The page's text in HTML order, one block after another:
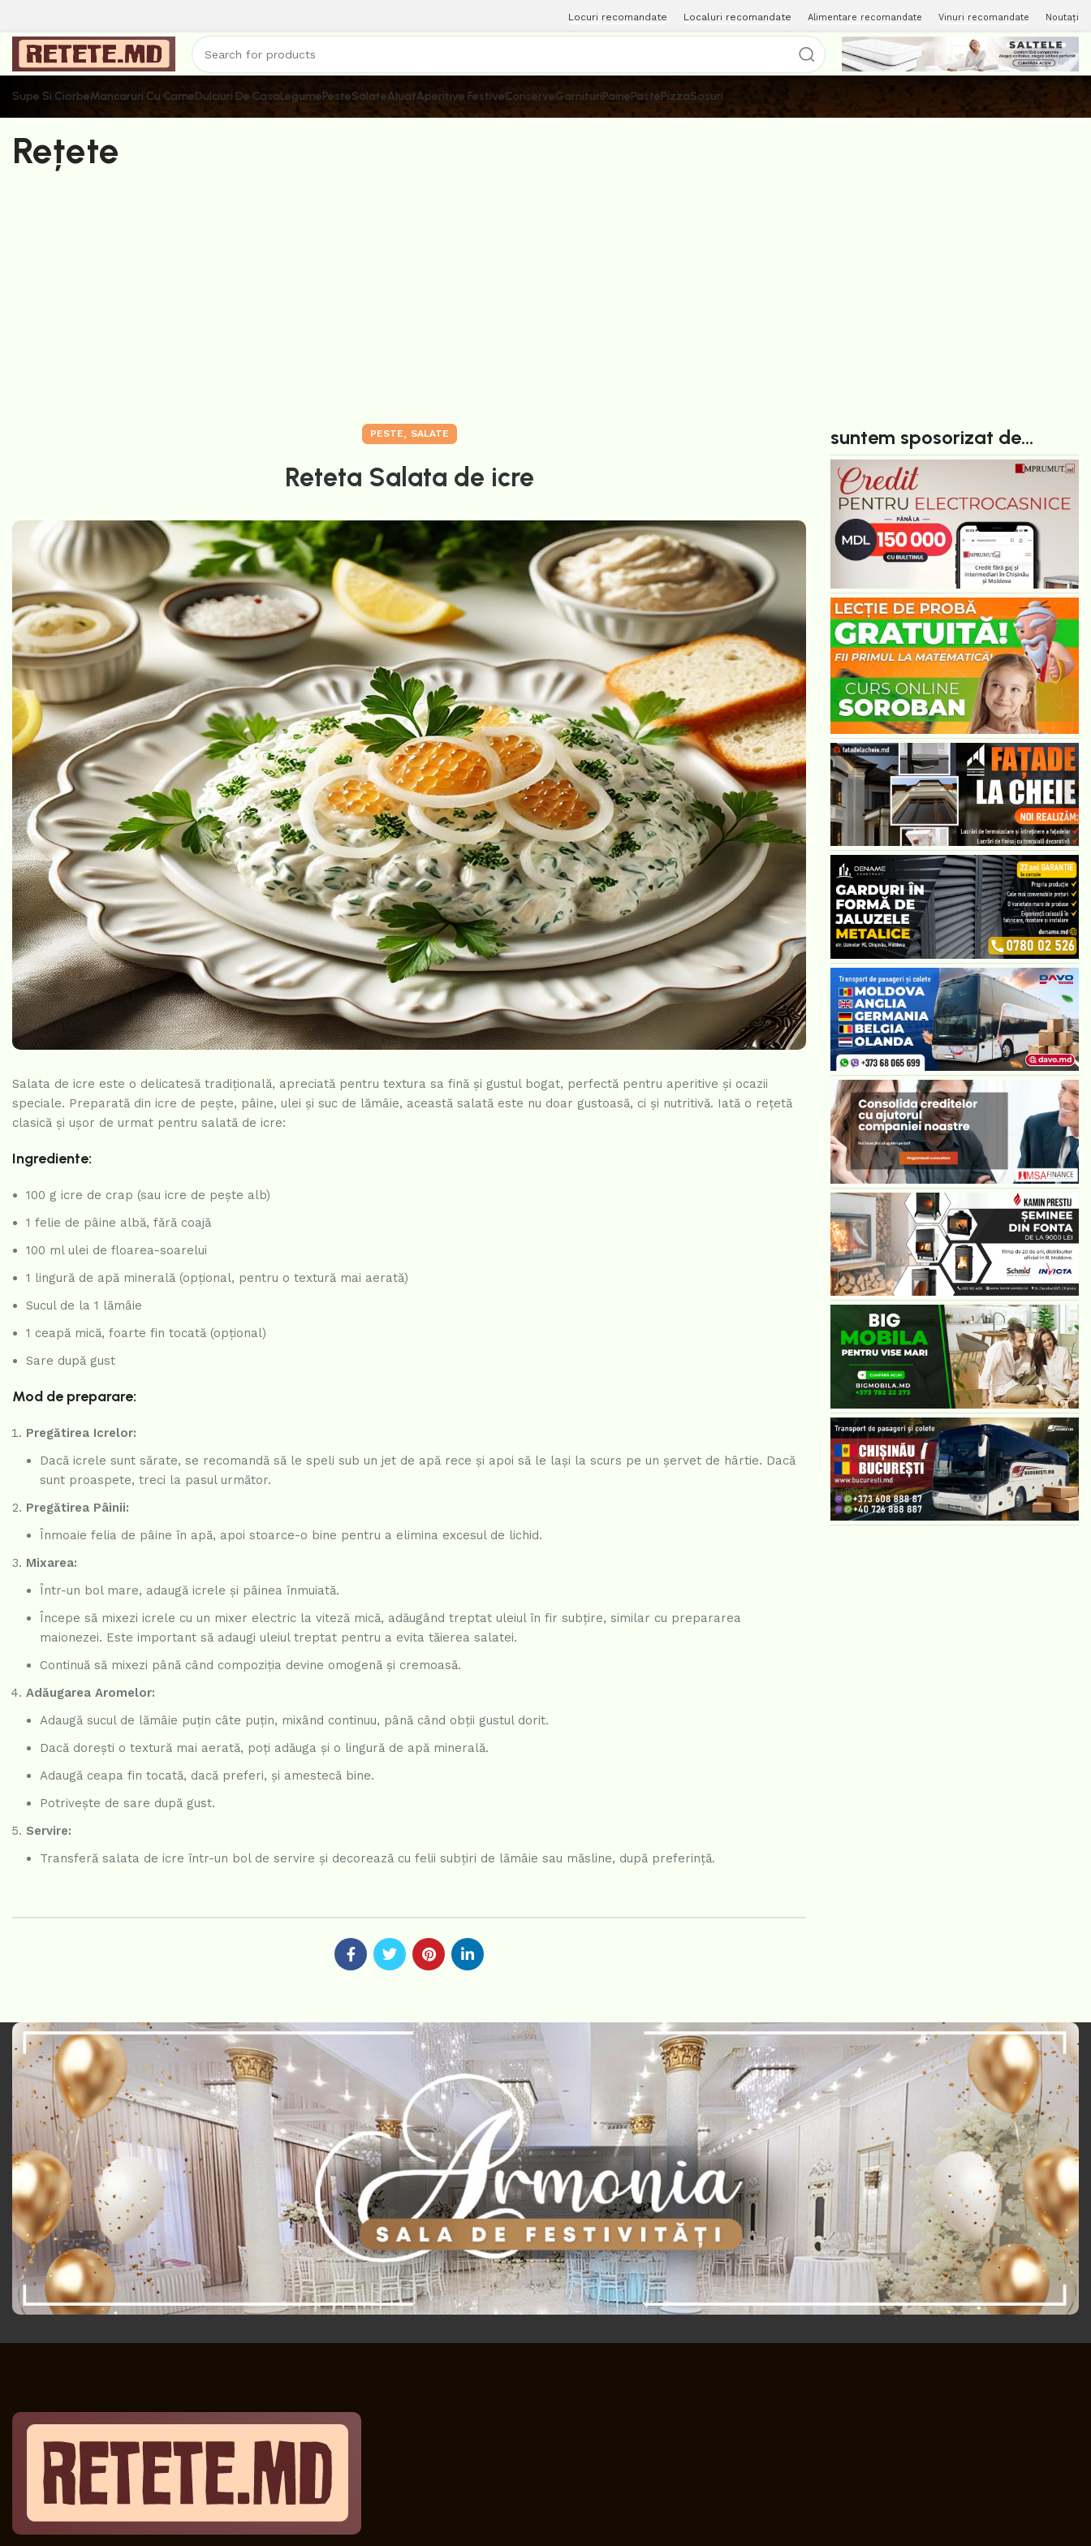
Locuri recomandate Localuri recomandate Alimentare recomandate Vinuri recomandate Noutați
Supe Si CiorbeMancaruri Cu CarneDulciuri De CasaLegumePesteSalateAluatAperitive FestiveConserveGarnituriPainePastePizzaSosuri
Rețete
PESTE, SALATE
Reteta Salata de icre
Salata de icre este o delicatesă tradițională, apreciată pentru textura sa fină și gustul bogat, perfectă pentru aperitive și ocazii
speciale. Preparată din icre de pește, pâine, ulei și suc de lămâie, această salată este nu doar gustoasă, ci și nutritivă. Iată o rețetă
clasică și ușor de urmat pentru salată de icre:
Ingrediente:
100 g icre de crap (sau icre de pește alb)
1 felie de pâine albă, fără coajă
100 ml ulei de floarea-soarelui
1 lingură de apă minerală (opțional, pentru o textură mai aerată)
Sucul de la 1 lămâie
1 ceapă mică, foarte fin tocată (opțional)
Sare după gust
Mod de preparare:
Pregătirea Icrelor:
Dacă icrele sunt sărate, se recomandă să le speli sub un jet de apă rece și apoi să le lași la scurs pe un șervet de hârtie. Dacă
sunt proaspete, treci la pasul următor.
Pregătirea Pâinii:
Înmoaie felia de pâine în apă, apoi stoarce-o bine pentru a elimina excesul de lichid.
Mixarea:
Într-un bol mare, adaugă icrele și pâinea înmuiată.
Începe să mixezi icrele cu un mixer electric la viteză mică, adăugând treptat uleiul în fir subțire, similar cu prepararea
maionezei. Este important să adaugi uleiul treptat pentru a evita tăierea salatei.
Continuă să mixezi până când compoziția devine omogenă și cremoasă.
Adăugarea Aromelor:
Adaugă sucul de lămâie puțin câte puțin, mixând continuu, până când obții gustul dorit.
Dacă dorești o textură mai aerată, poți adăuga și o lingură de apă minerală.
Adaugă ceapa fin tocată, dacă preferi, și amestecă bine.
Potrivește de sare după gust.
Servire:
Transferă salata de icre într-un bol de servire și decorează cu felii subțiri de lămâie sau măsline, după preferință.
suntem sposorizat de...